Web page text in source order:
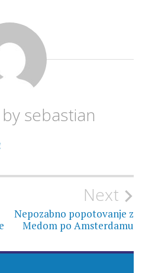
sebastian
Next
Nepozabno popotovanje z
Medom po Amsterdamu